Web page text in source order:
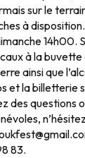
sur le
à disposition.
14h00.
à la
ainsi que
et la billetterie
des questions
83.